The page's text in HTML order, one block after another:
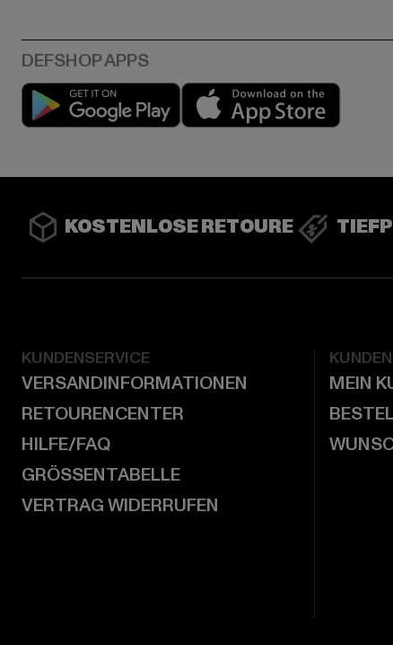
Play market
KOSTENLOSE RETOURE
KUNDENSERVICE
VERSANDINFORMATIONEN
RETOURENCENTER
HILFE/FAQ
GRÖSSENTABELLE
VERTRAG WIDERRUFEN
MEIN